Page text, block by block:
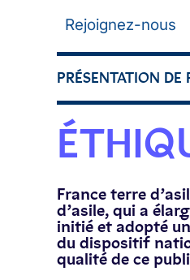
Rejoignez-nous
PRÉSENTATION DE
France terre
d’asile, qui a
initié et adopté
du dispositif
qualité de ce